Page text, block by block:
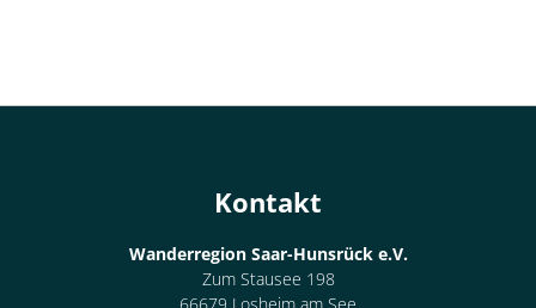
Kontakt
Wanderregion Saar-Hunsrück e.V.
Zum Stausee 198